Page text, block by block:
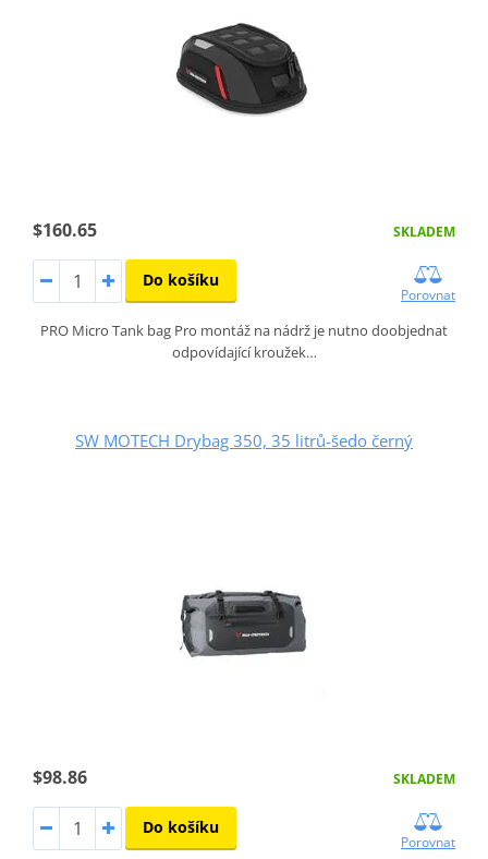
$160.65 SKLADEM
Do košíku
Porovnat
PRO Micro Tank bag Pro montáž na nádrž je nutno doobjednat
odpovídající kroužek…
SW MOTECH Drybag 350, 35 litrů-šedo černý
$98.86 SKLADEM
Do košíku
Porovnat